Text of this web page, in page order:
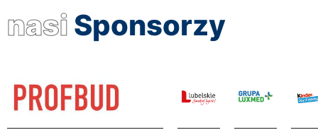
nasi Sponsorzy